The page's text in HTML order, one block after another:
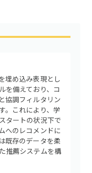
埋め込み表現とし
を備えており、コ
協調フィルタリン
。これにより、学
タートの状況下で
へのレコメンドに
既存のデータを柔
推薦システムを構